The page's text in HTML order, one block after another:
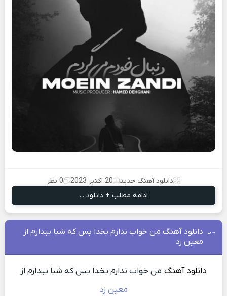
دانلود آهنگ جدید 20 اکتبر 2023
0 نظر
ادامه مطلب + دانلود ...
دانلود آهنگ من خواب ندارم بخدا بس که شبا بیدارم از
معین زد
دانلود آهنگ من خواب ندارم بخدا بس که شبا بیدارم از
معین زد